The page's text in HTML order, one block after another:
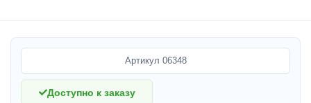
Артикул 06348
Доступно к заказу